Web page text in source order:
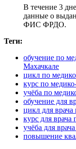
В течение 3
данные о
ФИС ФРДО.
Теги:
обучение по
Махачкале
цикл по
курс по
учёба по
обучение для
цикл для врача
курс для врача
учёба для
повышение